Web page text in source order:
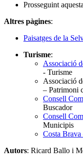
Prosseguint
Altres pàgines:
Paisatges de la
Turisme:
Associació
- Turisme
Associació
– Patrimoni
Consell
Buscador
Consell
Municipis
Costa
Autors: Ricard Ballo i